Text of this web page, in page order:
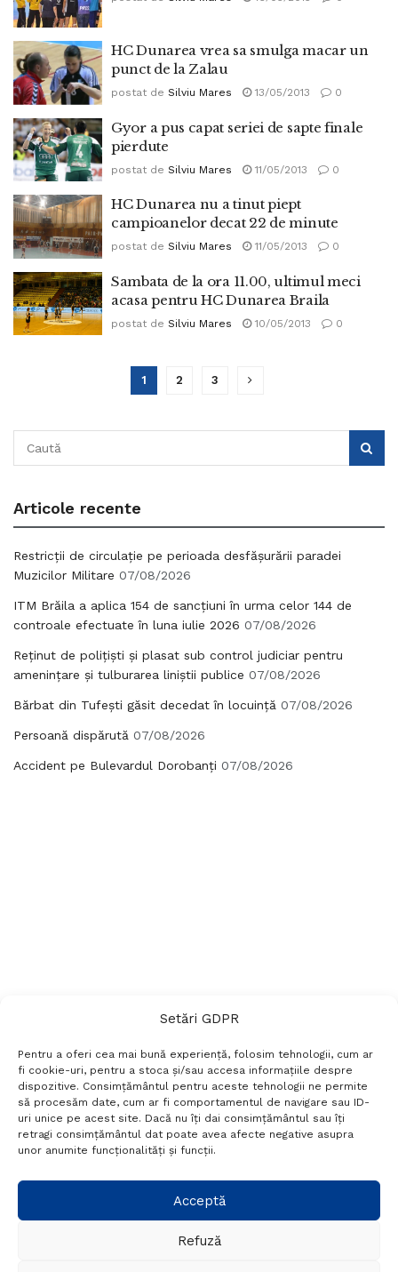
Setări GDPR
Pentru a oferi cea mai bună experiență, folosim tehnologii, cum ar
fi cookie-uri, pentru a stoca și/sau accesa informațiile despre
dispozitive. Consimțământul pentru aceste tehnologii ne permite
să procesăm date, cum ar fi comportamentul de navigare sau ID-
uri unice pe acest site. Dacă nu îți dai consimțământul sau îți
retragi consimțământul dat poate avea afecte negative asupra
unor anumite funcționalități și funcții.
Acceptă
Refuză
HC Dunarea vrea sa smulga macar un
punct de la Zalau
postat de Silviu Mares 13/05/2013 0
Gyor a pus capat seriei de sapte finale
pierdute
postat de Silviu Mares 11/05/2013 0
HC Dunarea nu a tinut piept
campioanelor decat 22 de minute
postat de Silviu Mares 11/05/2013 0
Sambata de la ora 11.00, ultimul meci
acasa pentru HC Dunarea Braila
postat de Silviu Mares 10/05/2013 0
1 2 3
Articole recente
Restricții de circulație pe perioada desfășurării paradei
Muzicilor Militare 07/08/2026
ITM Brăila a aplica 154 de sancțiuni în urma celor 144 de
controale efectuate în luna iulie 2026 07/08/2026
Reținut de polițiști și plasat sub control judiciar pentru
amenințare și tulburarea liniștii publice 07/08/2026
Bărbat din Tufești găsit decedat în locuință 07/08/2026
Persoană dispărută 07/08/2026
Accident pe Bulevardul Dorobanți 07/08/2026
Termeni si conditii
Politică de confidențialitate
Politica cookies
Setări GDPR
+40 788 760 194